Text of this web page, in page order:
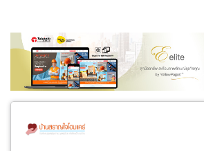
ขายส่ง ขายปลีก ผู้ผลิต
ผู้ส่งออก/นำเข้า
ธุรกิจบริการ